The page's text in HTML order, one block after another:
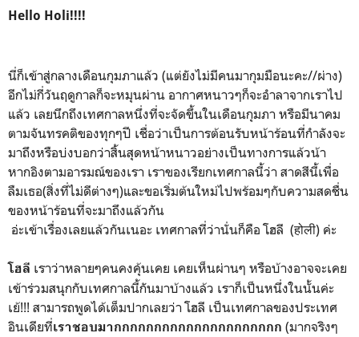
Hello Holi!!!!
นี่ก็เข้าสู่กลางเดือนกุมภาแล้ว (แต่ยังไม่มีคนมากุมมือนะคะ//ผ่าง)
อีกไม่กี่วันฤดูกาลก็จะหมุนผ่าน อากาศหนาวๆก็จะอำลาจากเราไป
แล้ว เลยนึกถึงเทศกาลหนึ่งที่จะจัดขึ้นในเดือนกุมภา หรือมีนาคม
ตามจันทรคติของทุกๆปี เชื่อว่าเป็นการต้อนรับหน้าร้อนที่กำลังจะ
มาถึงหรือบ่งบอกว่าสิ้นสุดหน้าหนาวอย่างเป็นทางการแล้วน้า
หากอิงตามอารมณ์ของเรา เราของเรียกเทศกาลนี้ว่า สาดสีนี้เพื่อ
ลืมเธอ(สิ่งที่ไม่ดีต่างๆ)และขอเริ่มต้นใหม่ไปพร้อมๆกับความสดชื่น
ของหน้าร้อนที่จะมาถึงแล้วกัน
อ่ะเข้าเรื่องเลยแล้วกันเนอะ เทศกาลที่ว่านั่นก็คือ โฮลี (होली) ค่ะ
โฮลี เราว่าหลายๆคนคงคุ้นเคย เคยเห็นผ่านๆ หรือบ้างอาจจะเคย
เข้าร่วมสนุกกับเทศกาลนี้กันมาบ้างแล้ว เราก็เป็นหนึ่งในนั้นค่ะ
เย้!!! สามารถพูดได้เต็มปากเลยว่า โฮลี เป็นเทศกาลของประเทศ
อินเดียที่เราชอบมากกกกกกกกกกกกกกกกกกกกก (มากจริงๆ